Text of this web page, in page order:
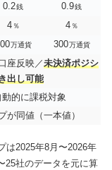
0.2銭 0.9銭
4 ％ 4 ％
万通貨 300万通貨
座反映／未決済ポジシ
出し可能
的に課税対象
が同値（一本値）
は2025年8月〜2026年
25社のデータを元に算